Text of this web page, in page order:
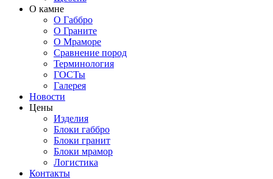
О камне
О Габбро
О Граните
О Мраморе
Сравнение пород
Терминология
ГОСТы
Галерея
Новости
Цены
Изделия
Блоки габбро
Блоки гранит
Блоки мрамор
Логистика
Контакты